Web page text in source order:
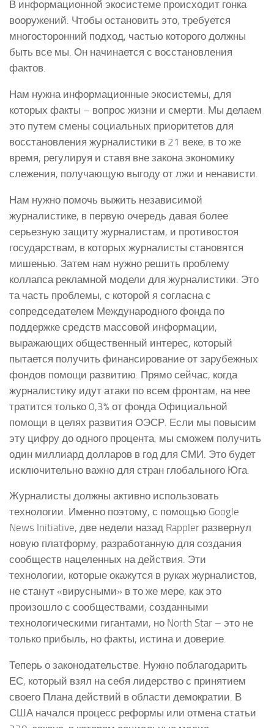
В информационной экосистеме происходит гонка
вооружений. Чтобы остановить это, требуется
многосторонний подход, частью которого должны
быть все мы. Он начинается с восстановления
фактов.
Нам нужна информационные экосистемы, для
которых факты – вопрос жизни и смерти. Мы делаем
это путем смены социальных приоритетов для
восстановления журналистики в 21 веке, в то же
время, регулируя и ставя вне закона экономику
слежения, получающую выгоду от лжи и ненависти.
Нам нужно помочь выжить независимой
журналистике, в первую очередь давая более
серьезную защиту журналистам, и противостоя
государствам, в которых журналисты становятся
мишенью. Затем нам нужно решить проблему
коллапса рекламной модели для журналистики. Это
та часть проблемы, с которой я согласна с
сопредседателем Международного фонда по
поддержке средств массовой информации,
выражающих общественный интерес, который
пытается получить финансирование от зарубежных
фондов помощи развитию. Прямо сейчас, когда
журналистику идут атаки по всем фронтам, на нее
тратится только 0,3% от фонда Официальной
помощи в целях развития ОЭСР. Если мы повысим
эту цифру до одного процента, мы сможем получить
один миллиард долларов в год для СМИ. Это будет
исключительно важно для стран глобального Юга.
Журналисты должны активно использовать
технологии. Именно поэтому, с помощью Google
News Initiative, две недели назад Rappler развернул
новую платформу, разработанную для создания
сообществ нацеленных на действия. Эти
технологии, которые окажутся в руках журналистов,
не станут «вирусными» в то же мере, как это
произошло с сообществами, созданными
технологическими гигантами, но North Star – это не
только прибыль, но факты, истина и доверие.
Теперь о законодательстве. Нужно поблагодарить
ЕС, который взял на себя лидерство с принятием
своего Плана действий в области демократии. В
США начался процесс реформы или отмена статьи